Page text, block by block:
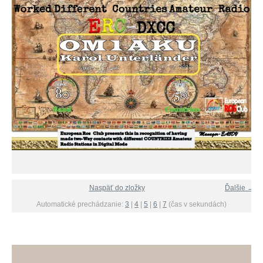
Ďalšie →
Naspäť do zložky
Automatické prechádzanie: 3 4 5 6 7 (čas v sekundách)